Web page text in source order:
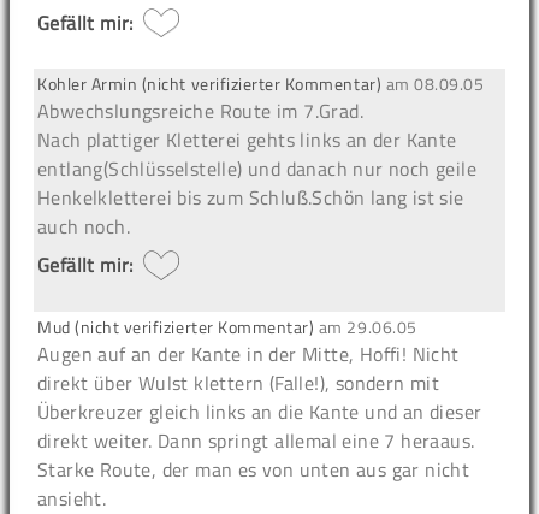
Gefällt mir:
Kohler Armin (nicht verifizierter Kommentar) am08.09.05
Abwechslungsreiche Route im 7.Grad.
Nach plattiger Kletterei gehts links an der Kante
entlang(Schlüsselstelle) und danach nur noch geile
Henkelkletterei bis zum Schluß.Schön lang ist sie
auch noch.
Gefällt mir:
Mud (nicht verifizierter Kommentar) am 29.06.05
Augen auf an der Kante in der Mitte, Hoffi! Nicht
direkt über Wulst klettern (Falle!), sondern mit
Überkreuzer gleich links an die Kante und an dieser
direkt weiter. Dann springt allemal eine 7 heraaus.
Starke Route, der man es von unten aus gar nicht
ansieht.